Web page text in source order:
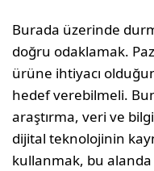
Burada üzerinde
doğru odaklamak.
ürüne ihtiyacı
hedef verebilmeli.
araştırma, veri ve
dijital teknolojinin
kullanmak, bu